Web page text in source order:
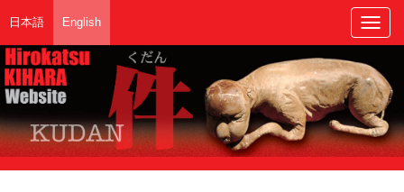
日本語 English